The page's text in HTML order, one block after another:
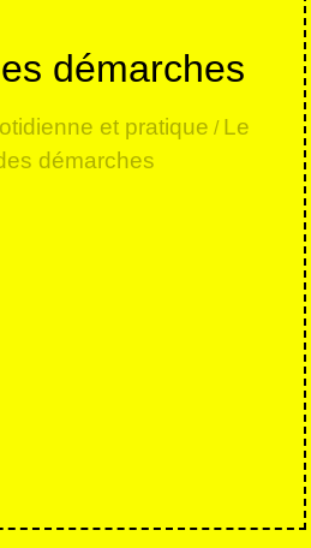
démarches
et pratique / Le
démarches